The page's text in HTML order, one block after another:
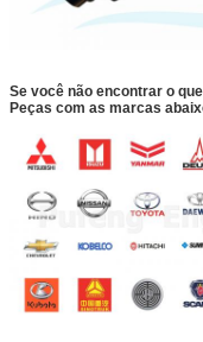
Se você não encontrar o
Peças com as marcas